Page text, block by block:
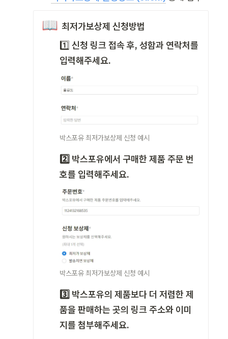
📖 최저가보상제 신청방법
1️⃣ 신청 링크 접속 후, 성함과 연락처를
입력해주세요.
박스포유 최저가보상제 신청 예시
2️⃣ 박스포유에서 구매한 제품 주문 번
호를 입력해주세요.
박스포유 최저가보상제 신청 예시
3️⃣ 박스포유의 제품보다 더 저렴한 제
품을 판매하는 곳의 링크 주소와 이미
지를 첨부해주세요.